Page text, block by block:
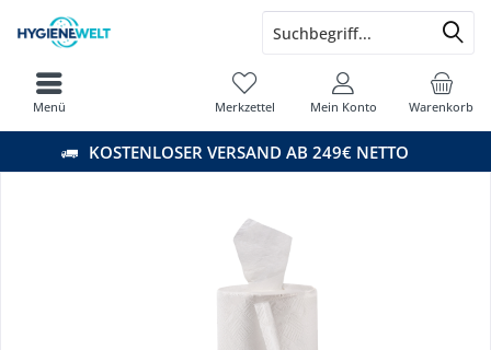
KOSTENLOSER VERSAND AB 249€ NETTO
Warenkorb
Merkzettel Mein Konto
Menü